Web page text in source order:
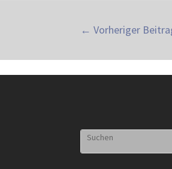
←Vorheriger